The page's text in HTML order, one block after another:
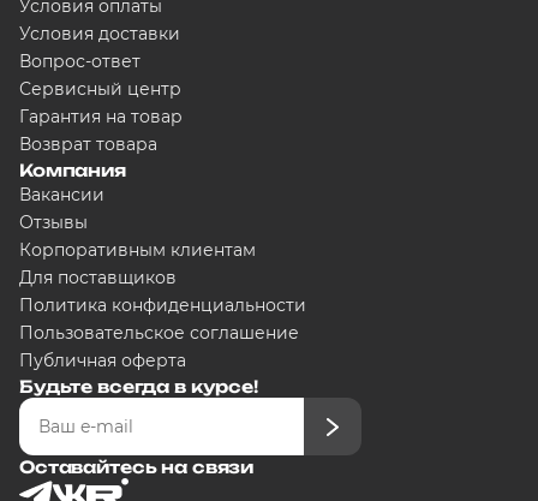
Оплачивайте сегодня только
любого банка
Получайте товар выбранный
Оставшиеся части будут списываться
Условия оплаты
Условия доставки
Вопрос-ответ
Сервисный центр
Гарантия на товар
Возврат товара
Компания
Вакансии
Отзывы
Корпоративным клиентам
Для поставщиков
Политика конфиденциальности
Пользовательское соглашение
Публичная оферта
Будьте всегда в курсе!
Оставайтесь на связи